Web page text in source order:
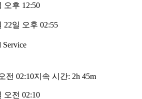
오후 12:50
22일 오후 02:55
Service
전 02:10지속 시간: 2h 45m
오전 02:10